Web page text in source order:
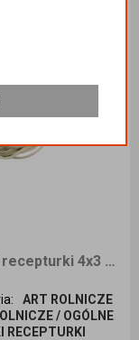
Gumki recepturki 4x3 1kg
:
ART ROLNICZE
/ OGÓLNE
RECEPTURKI